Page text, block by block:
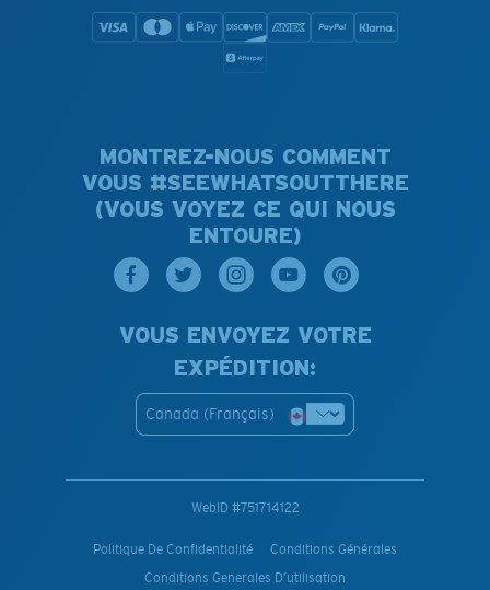
MONTREZ-NOUS COMMENT
VOUS #SEEWHATSOUTTHERE
(VOUS VOYEZ CE QUI NOUS
ENTOURE)
VOUS ENVOYEZ VOTRE
EXPÉDITION:
Canada (Français)
WebID #751714122
Politique De Confidentialité
Conditions Générales
Conditions Generales D’utilisation